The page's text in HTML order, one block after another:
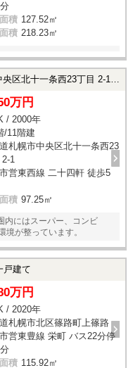
積 127.52㎡
積 218.23㎡
条西23丁目 2-1の中古マンション
万円
/ 2000年
/11階建
札幌市中央区北十一条西23
1
営東西線 二十四軒 徒歩5
積 97.25㎡
内にはスーパー、コンビ
が整っています。
戸建て
万円
/ 2020年
札幌市北区篠路町上篠路
営東豊線 栄町 バス22分停
積 115.92㎡